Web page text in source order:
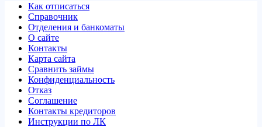
Как отписаться
Справочник
Отделения и банкоматы
О сайте
Контакты
Карта сайта
Сравнить займы
Конфиденциальность
Отказ
Соглашение
Контакты кредиторов
Инструкции по ЛК